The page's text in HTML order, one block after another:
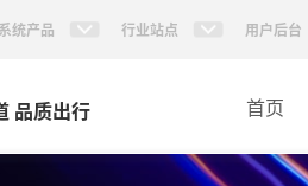
系统产品 行业站点 用户后台
品质出行 首页